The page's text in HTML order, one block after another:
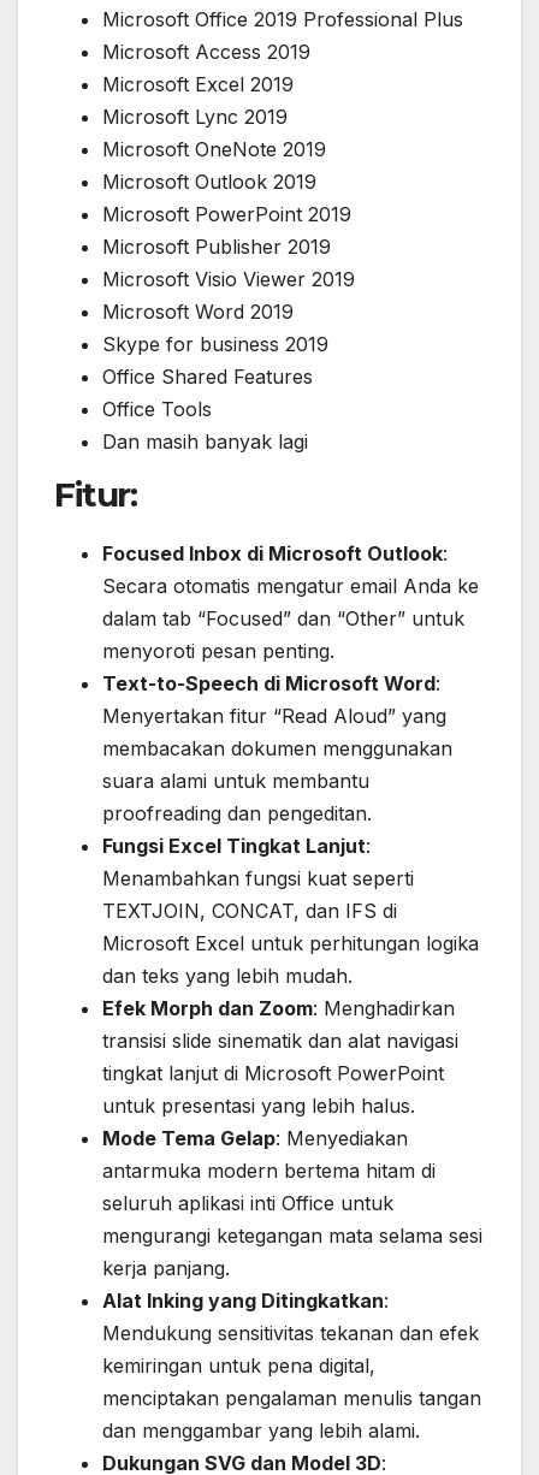
Microsoft Office 2019 Professional Plus
Microsoft Access 2019
Microsoft Excel 2019
Microsoft Lync 2019
Microsoft OneNote 2019
Microsoft Outlook 2019
Microsoft PowerPoint 2019
Microsoft Publisher 2019
Microsoft Visio Viewer 2019
Microsoft Word 2019
Skype for business 2019
Office Shared Features
Office Tools
Dan masih banyak lagi
Fitur:
Focused Inbox di Microsoft Outlook:
Secara otomatis mengatur email Anda ke
dalam tab “Focused” dan “Other” untuk
menyoroti pesan penting.
Text-to-Speech di Microsoft Word:
Menyertakan fitur “Read Aloud” yang
membacakan dokumen menggunakan
suara alami untuk membantu
proofreading dan pengeditan.
Fungsi Excel Tingkat Lanjut:
Menambahkan fungsi kuat seperti
TEXTJOIN, CONCAT, dan IFS di
Microsoft Excel untuk perhitungan logika
dan teks yang lebih mudah.
Efek Morph dan Zoom: Menghadirkan
transisi slide sinematik dan alat navigasi
tingkat lanjut di Microsoft PowerPoint
untuk presentasi yang lebih halus.
Mode Tema Gelap: Menyediakan
antarmuka modern bertema hitam di
seluruh aplikasi inti Office untuk
mengurangi ketegangan mata selama sesi
kerja panjang.
Alat Inking yang Ditingkatkan:
Mendukung sensitivitas tekanan dan efek
kemiringan untuk pena digital,
menciptakan pengalaman menulis tangan
dan menggambar yang lebih alami.
Dukungan SVG dan Model 3D: